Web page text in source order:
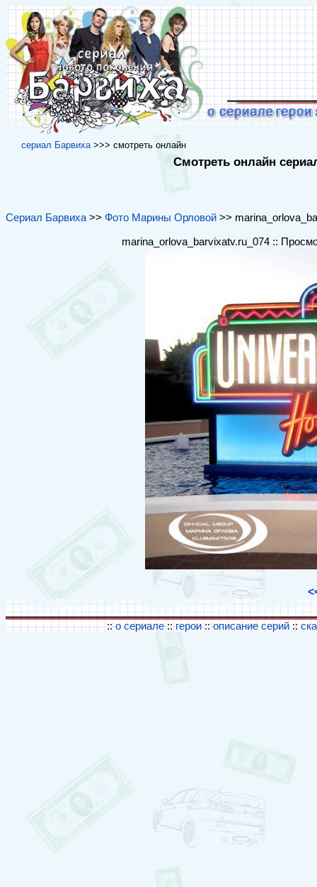
cериал Барвиха>>> cмотреть онлайн
Смотреть онлайн
Сериал Барвиха >> Фото Марины Орловой >>
marina_orlova_barvixatv.ru_074 ::
:: о сериале:: герои::описание серий::